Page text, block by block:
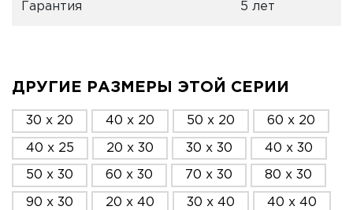
Гарантия 5 лет
ДРУГИЕ РАЗМЕРЫ ЭТОЙ СЕРИИ
30 x 20 40 x 20 50 x 20 60 x 20
40 x 25 20 x 30 30 x 30 40 x 30
50 x 30 60 x 30 70 x 30 80 x 30
90 x 30 20 x 40 30 x 40 40 x 40